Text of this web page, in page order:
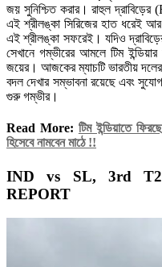
জয় সুনিশ্চিত করার। রাহুল
এই শ্রীলঙ্কা সিরিজের হাত ধরেই
এই শ্রীলঙ্কা সফরেই। যদিও
সেখানে গম্ভীরের আমলে টিম
জয়ের। আজকের ম্যাচটি ভারতীয়
বদল দেখার সম্ভাবনা রয়েছে এবং
গুরু গম্ভীর।
Read More: টিম ইন্ডিয়াতে
হিসেবে নামবেন মাঠে !!
IND vs SL, 3rd
REPORT